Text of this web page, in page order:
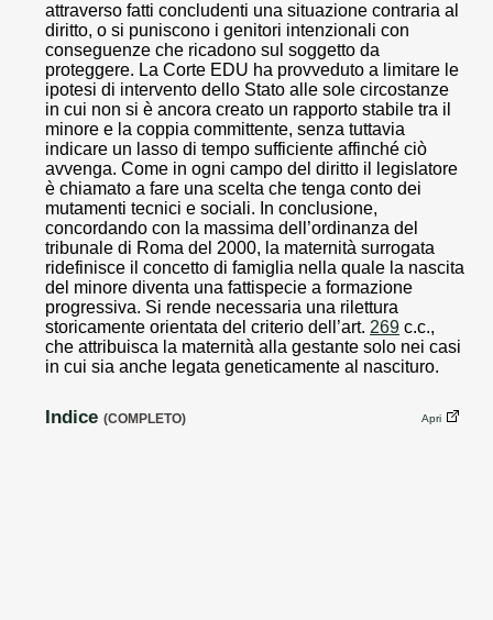
attraverso fatti concludenti una situazione contraria al
diritto, o si puniscono i genitori intenzionali con
conseguenze che ricadono sul soggetto da
proteggere. La Corte EDU ha provveduto a limitare le
ipotesi di intervento dello Stato alle sole circostanze
in cui non si è ancora creato un rapporto stabile tra il
minore e la coppia committente, senza tuttavia
indicare un lasso di tempo sufficiente affinché ciò
avvenga. Come in ogni campo del diritto il legislatore
è chiamato a fare una scelta che tenga conto dei
mutamenti tecnici e sociali. In conclusione,
concordando con la massima dell’ordinanza del
tribunale di Roma del 2000, la maternità surrogata
ridefinisce il concetto di famiglia nella quale la nascita
del minore diventa una fattispecie a formazione
progressiva. Si rende necessaria una rilettura
storicamente orientata del criterio dell’art. 269 c.c.,
che attribuisca la maternità alla gestante solo nei casi
in cui sia anche legata geneticamente al nascituro.
Indice (COMPLETO) Apri